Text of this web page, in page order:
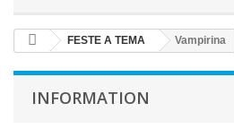
FESTE A TEMA Vampirina
INFORMATION